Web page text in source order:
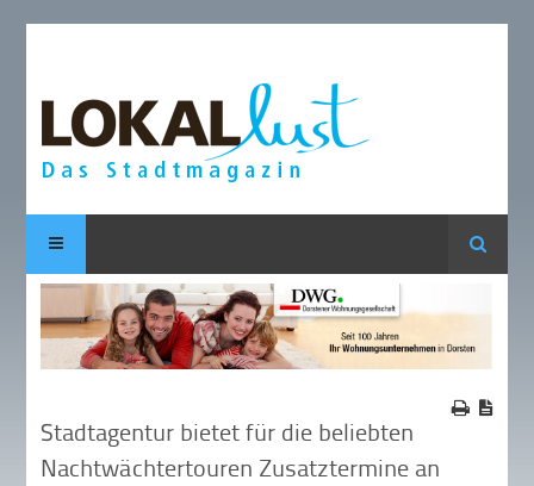
Suche
Stadtagentur bietet für die beliebten
Nachtwächtertouren Zusatztermine an